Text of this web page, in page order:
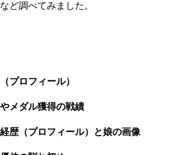
ど調べてみました。
プロフィール）
メダル獲得の戦績
歴（プロフィール）と娘の画像